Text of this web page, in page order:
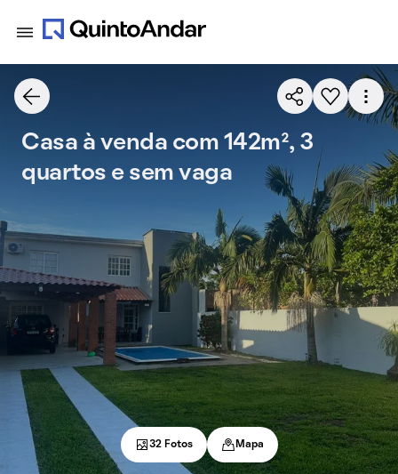
Casa à venda com 142m², 3
quartos e sem vaga
32 Fotos Mapa